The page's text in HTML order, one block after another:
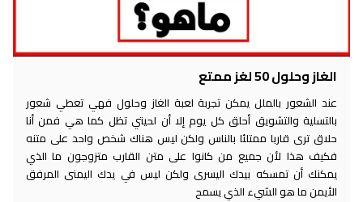
الغاز وحلول 50 لغز ممتع
عند الشعور بالملل يمكن تجربة لعبة الغاز وحلول فهي تعطي شعور
بالتسلية والتشويق أحلق كل يوم إلا أن لحيتي تظل كما هي فمن أنا
حلاق ترى قاربا ممتلئا بالناس ولكن ليس هناك شخص واحد على متنه
فكيف هذا لأن جميع من كانوا على متن القارب متزوجون ما الذي
يمكنك أن تمسكه بيدك اليسرى ولكن ليس في يدك اليمنى المرفق
الأيمن ما هو الشيء الذي يسمح